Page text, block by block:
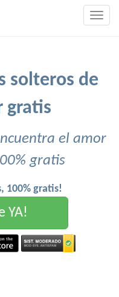
solteros de
gratis
el amor
gratis
100% gratis!
YA!